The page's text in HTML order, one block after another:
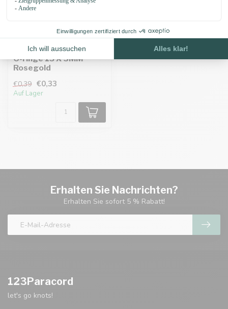
O-ringe 15 X 3MM
Rosegold
€0,39 €0,33
Auf Lager
Erhalten Sie Nachrichten?
Erhalten Sie sofort 5 % Rabatt!
123Paracord
let's go knots!